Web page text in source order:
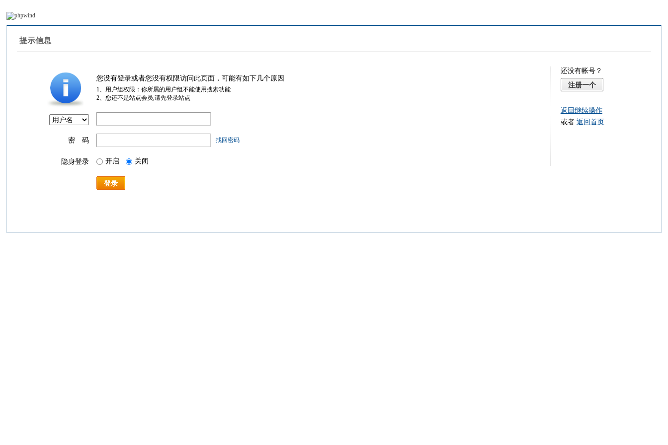
提示信息
您没有登录或者您没有权限访问此页面，可能有如下几个原因
1、用户组权限：你所属的用户组不能使用搜索功能
2、您还不是站点会员,请先登录站点
密 码 找回密码
隐身登录 开启 关闭
登录
还没有帐号？
注册一个
返回继续操作
或者 返回首页